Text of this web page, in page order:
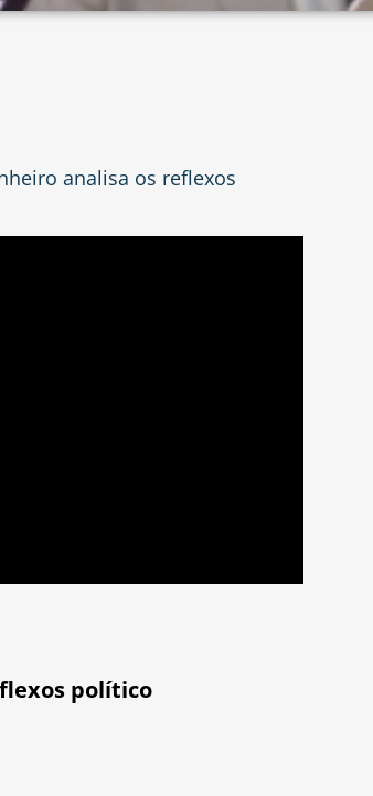
analisa os reflexos
político